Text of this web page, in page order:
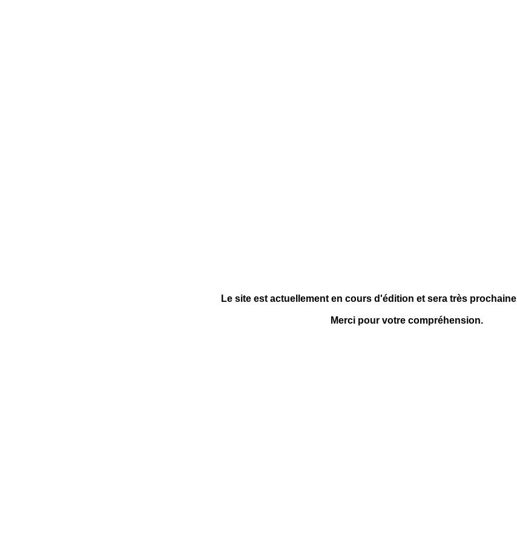
Le site est actuellement en cours d'édition et sera très
Merci pour votre compréhension.